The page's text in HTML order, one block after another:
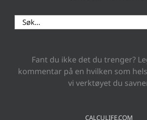
Search
for:
Fant du ikke det du trenger?
kommentar på en hvilken som
vi verktøyet du
CALCULIFE.COM